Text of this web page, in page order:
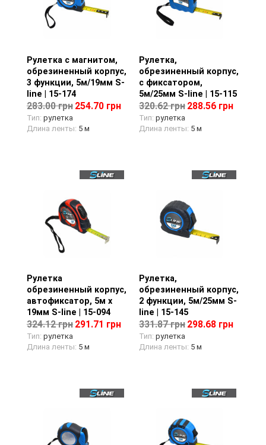
Просмотр товара
Рулетка с магнитом,
обрезиненный корпус,
3 функции, 5м/19мм S-
line | 15-174
283.00 грн 254.70 грн
Тип: рулетка
Длина ленты: 5 м
Просмотр товара
Рулетка,
обрезиненный корпус,
с фиксатором,
5м/25мм S-line | 15-115
320.62 грн 288.56 грн
Тип: рулетка
Длина ленты: 5 м
Просмотр товара
Рулетка
обрезиненный корпус,
автофиксатор, 5м х
19мм S-line | 15-094
324.12 грн 291.71 грн
Тип: рулетка
Длина ленты: 5 м
Просмотр товара
Рулетка,
обрезиненный корпус,
2 функции, 5м/25мм S-
line | 15-145
331.87 грн 298.68 грн
Тип: рулетка
Длина ленты: 5 м